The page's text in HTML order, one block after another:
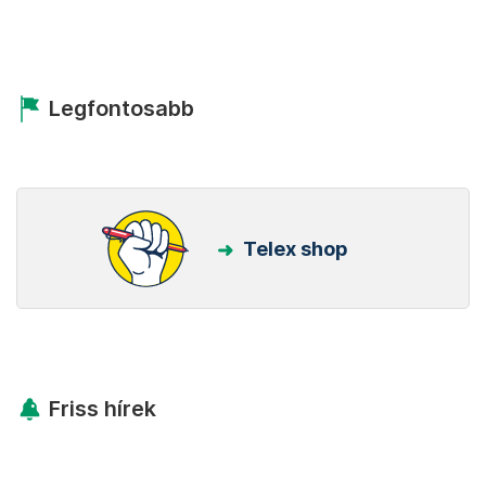
Legfontosabb
Telex shop
Friss hírek